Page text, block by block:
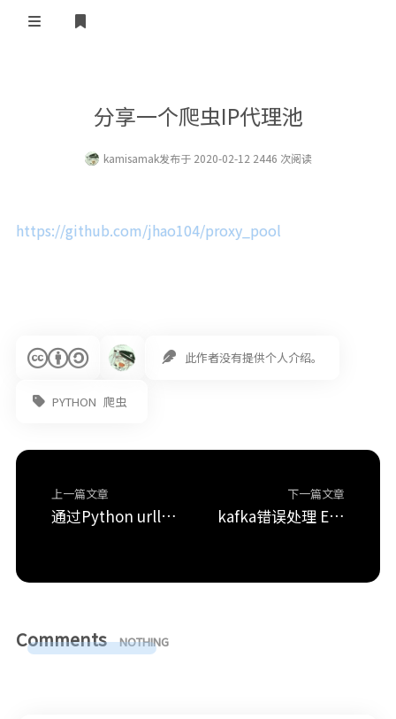
分享一个爬虫IP代理池
kamisamak发布于 2020-02-12 2446 次阅读
https://github.com/jhao104/proxy_pool
此作者没有提供个人介绍。
PYTHON 爬虫
上一篇文章
通过Python urllib爬取中图网
下一篇文章
kafka错误处理 ERROR kafka.server.KafkaApis: [KafkaApi-83] Number of alive brokers ‘2’ does not meet the required replication factor ‘3’ for the offsets topic (configured via ‘offsets.topic.replication.factor’). This error can be ignored if the cluster is starting up and not all brokers are up yet.
Comments NOTHING